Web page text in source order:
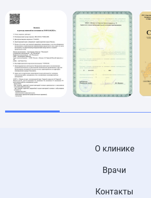
О клинике
Врачи
Контакты